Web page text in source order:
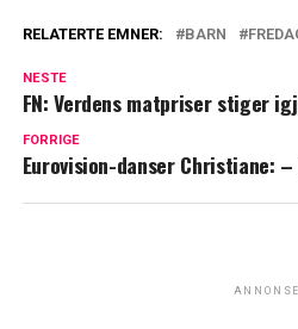
RELATERTE EMNER: BARN
NESTE
FN: Verdens matpriser stiger
FORRIGE
Eurovision-danser Christiane:
ANNONSE